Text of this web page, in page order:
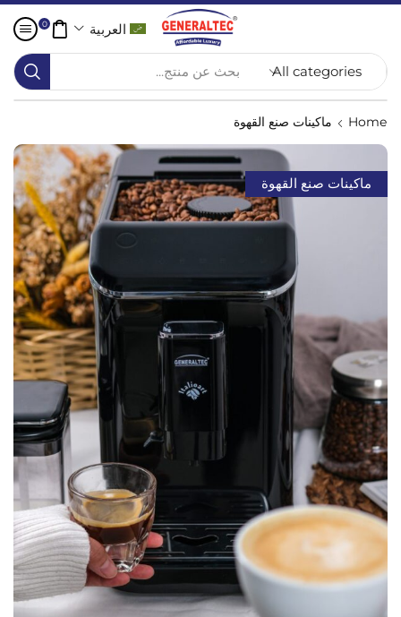
بحث عن منتج...
العربية 0
Home ماكينات صنع القهوة
ماكينات صنع القهوة